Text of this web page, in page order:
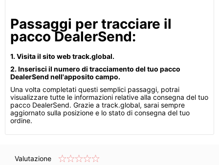
Passaggi per tracciare il
pacco DealerSend:
1. Visita il sito web track.global.
2. Inserisci il numero di tracciamento del tuo pacco
DealerSend nell'apposito campo.
Una volta completati questi semplici passaggi, potrai
visualizzare tutte le informazioni relative alla consegna del tuo
pacco DealerSend. Grazie a track.global, sarai sempre
aggiornato sulla posizione e lo stato di consegna del tuo
ordine.
Valutazione